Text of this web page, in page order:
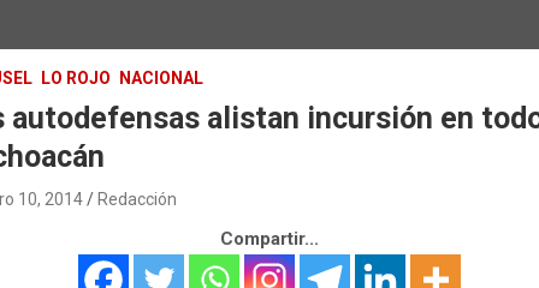
LO ROJO NACIONAL
autodefensas alistan incursión en
10, 2014 Redacción
Compartir...